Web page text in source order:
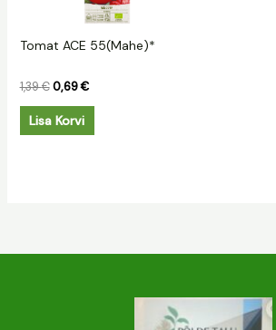
Tomat ACE 55(Mahe)*
1,39€ 0,69€
Lisa Korvi